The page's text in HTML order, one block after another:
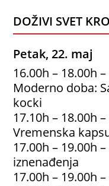
DOŽIVI SVET
Petak, 22. maj
16.00h – 18.00h
Moderno doba:
kocki
17.10h – 18.00h
Vremenska
17.00h – 19.00h
iznenađenja
17.00h – 19.00h